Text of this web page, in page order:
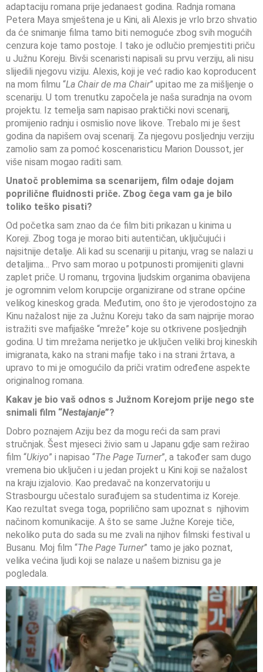
adaptaciju romana prije jedanaest godina. Radnja romana
Petera Maya smještena je u Kini, ali Alexis je vrlo brzo shvatio
da će snimanje filma tamo biti nemoguće zbog svih mogućih
cenzura koje tamo postoje. I tako je odlučio premjestiti priču
u Južnu Koreju. Bivši scenaristi napisali su prvu verziju, ali nisu
slijedili njegovu viziju. Alexis, koji je već radio kao koproducent
na mom filmu “La Chair de ma Chair” upitao me za mišljenje o
scenariju. U tom trenutku započela je naša suradnja na ovom
projektu. Iz temelja sam napisao praktički novi scenarij,
promijenio radnju i osmislio nove likove. Trebalo mi je šest
godina da napišem ovaj scenarij. Za njegovu posljednju verziju
zamolio sam za pomoć koscenaristicu Marion Doussot, jer
više nisam mogao raditi sam.
Unatoč problemima sa scenarijem, film odaje dojam
poprilične fluidnosti priče. Zbog čega vam ga je bilo
toliko teško pisati?
Od početka sam znao da će film biti prikazan u kinima u
Koreji. Zbog toga je morao biti autentičan, uključujući i
najsitnije detalje. Ali kad su scenariji u pitanju, vrag se nalazi u
detaljima… Prvo sam morao u potpunosti promijeniti glavni
zaplet priče. U romanu, trgovina ljudskim organima obavijena
je ogromnim velom korupcije organizirane od strane općine
velikog kineskog grada. Međutim, ono što je vjerodostojno za
Kinu nažalost nije za Južnu Koreju tako da sam najprije morao
istražiti sve mafijaške “mreže” koje su otkrivene posljednjih
godina. U tim mrežama nerijetko je uključen veliki broj kineskih
imigranata, kako na strani mafije tako i na strani žrtava, a
upravo to mi je omogućilo da priči vratim određene aspekte
originalnog romana.
Kakav je bio vaš odnos s Južnom Korejom prije nego ste
snimali film “Nestajanje”?
Dobro poznajem Aziju bez da mogu reći da sam pravi
stručnjak. Šest mjeseci živio sam u Japanu gdje sam režirao
film “Ukiyo” i napisao “The Page Turner”, a također sam dugo
vremena bio uključen i u jedan projekt u Kini koji se nažalost
na kraju izjalovio. Kao predavač na konzervatoriju u
Strasbourgu učestalo surađujem sa studentima iz Koreje.
Kao rezultat svega toga, poprilično sam upoznat s njihovim
načinom komunikacije. A što se same Južne Koreje tiče,
nekoliko puta do sada su me zvali na njihov filmski festival u
Busanu. Moj film “The Page Turner” tamo je jako poznat,
velika većina ljudi koji se nalaze u našem biznisu ga je
pogledala.